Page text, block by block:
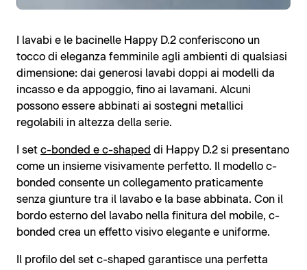
I lavabi e le bacinelle Happy D.2 conferiscono un
tocco di eleganza femminile agli ambienti di qualsiasi
dimensione: dai generosi lavabi doppi ai modelli da
incasso e da appoggio, fino ai lavamani. Alcuni
possono essere abbinati ai sostegni metallici
regolabili in altezza della serie.
I set c-bonded e c-shaped di Happy D.2 si presentano
come un insieme visivamente perfetto. Il modello c-
bonded consente un collegamento praticamente
senza giunture tra il lavabo e la base abbinata. Con il
bordo esterno del lavabo nella finitura del mobile, c-
bonded crea un effetto visivo elegante e uniforme.
Il profilo del set c-shaped garantisce una perfetta